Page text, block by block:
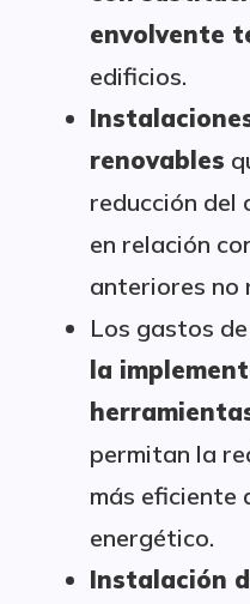
envolvente
edificios.
renovables
reducción del
en relación
anteriores no
Los gastos de
la
permitan la
más eficiente
energético.
Instalación